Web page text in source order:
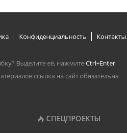
Конфиденциальность Контакты
Выделите её, нажмитеCtrl+Enter
ссылка на сайт обязательна
СПЕЦПРОЕКТЫ